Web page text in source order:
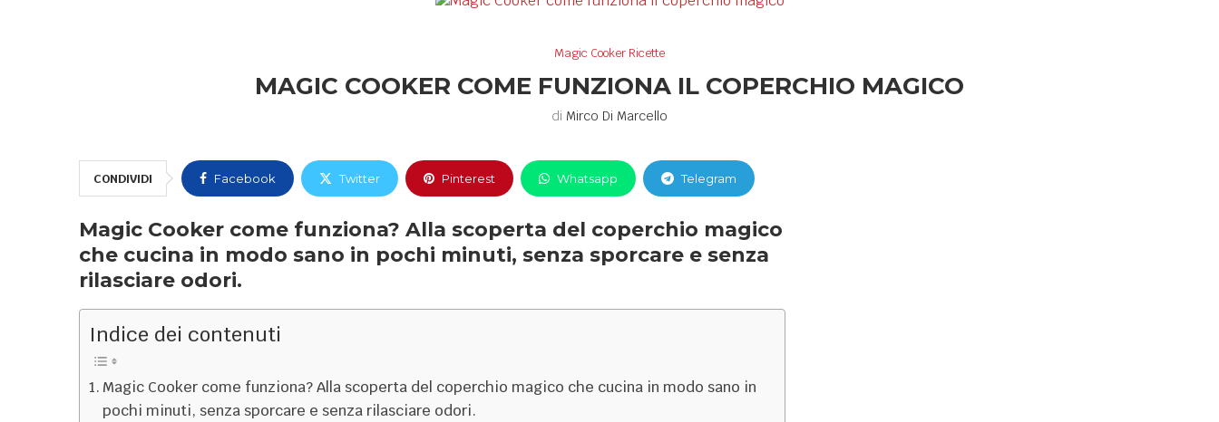
Magic Cooker Ricette
MAGIC COOKER COME FUNZIONA IL COPERCHIO MAGICO
di Mirco Di Marcello
CONDIVIDI Facebook Twitter Pinterest Whatsapp Telegram
Magic Cooker come funziona? Alla scoperta del coperchio magico
che cucina in modo sano in pochi minuti, senza sporcare e senza
rilasciare odori.
Indice dei contenuti
Magic Cooker come funziona? Alla scoperta del coperchio magico che cucina in modo sano in
pochi minuti, senza sporcare e senza rilasciare odori.